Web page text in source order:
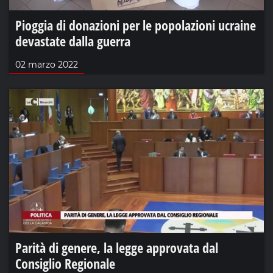
Pioggia di donazioni per le popolazioni ucraine
devastate dalla guerra
02 marzo 2022
Parità di genere, la legge approvata dal
Consiglio Regionale